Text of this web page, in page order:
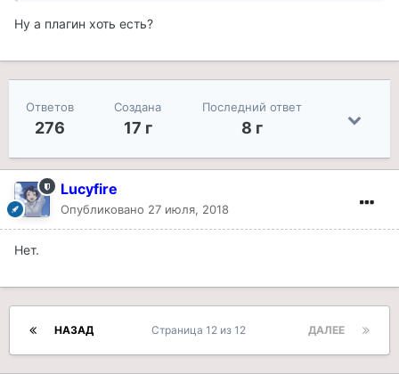
Ну а плагин хоть есть?
Ответов
276
Создана
17 г
Последний ответ
8 г
Lucyfire
Опубликовано 27 июля, 2018
Нет.
НАЗАД ДАЛЕЕ
Страница 12 из 12